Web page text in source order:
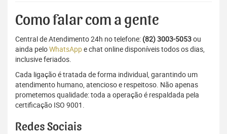
Como falar com a gente
Central de Atendimento 24h no telefone: (82) 3003-5053ou
ainda peloWhatsAppe chat online disponíveis todos os dias,
inclusive feriados.
Cada ligação é tratada de forma individual, garantindo um
atendimento humano, atencioso e respeitoso. Não apenas
prometemos qualidade: toda a operação é respaldada pela
certificação ISO 9001.
Redes Sociais